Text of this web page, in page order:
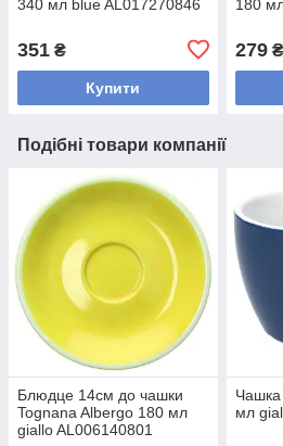
340 мл blue AL017270846
351 ₴
Купити
180
279₴
Подібні товари компанії
Блюдце 14см до чашки
Tognana Albergo 180 мл
giallo AL006140801
Чашка
мл